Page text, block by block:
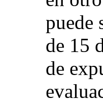
puede
de 15
de